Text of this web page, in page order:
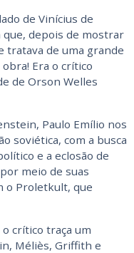
de Vinícius de
que, depois de mostrar
tratava de uma grande
Era o crítico
de Orson Welles
Paulo Emílio nos
soviética, com a busca
e a eclosão de
meio de suas
o Proletkult, que
crítico traça um
Méliès, Griffith e